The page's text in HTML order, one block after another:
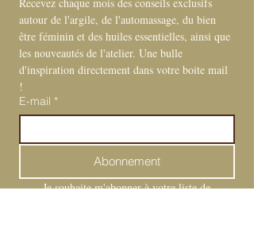
autour de l'argile, de l'automassage, du bien
être féminin et des huiles essentielles, ainsi que
les nouveautés de l'atelier. Une bulle
d'inspiration directement dans votre boite mail
!
E-mail *
Abonnement
Je souhaite m'abonner à votre liste de